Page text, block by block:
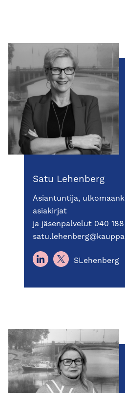
Satu Lehenberg
Asiantuntija,
asiakirjat
ja jäsenpalvelut 040 188
SLehenberg